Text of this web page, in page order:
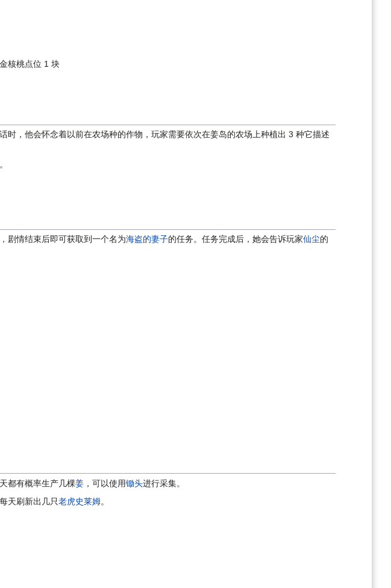
核桃点位 1 块
，他会怀念着以前在农场种的作物，玩家需要依次在姜岛的农场上种植出 3 种它描述
剧情结束后即可获取到一个名为海盗的妻子的任务。任务完成后，她会告诉玩家仙尘的
都有概率生产几棵姜 ，可以使用锄头进行采集。
天刷新出几只老虎史莱姆。